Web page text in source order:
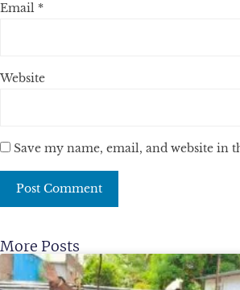
Email *
Website
Save my name, email, and website in
More Posts